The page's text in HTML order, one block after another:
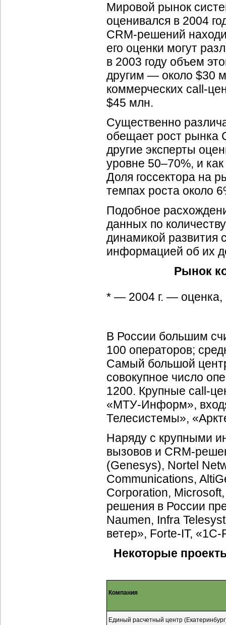
Мировой рынок
оценивался в 2004
CRM-решений
его оценки могут
в 2003 году объем
другим — около $30
коммерческих call-
$45 млн.
Существенно
обещает рост рынка
другие эксперты
уровне 50–70%, и
Доля госсектора на
темпах роста около
Подобное
данных по
динамикой развития
информацией об их
Рынок
* — 2004 г. — оценка,
В России большим
100 операторов;
Самый большой
совокупное число
1200. Крупные call-
«МТУ-Информ»,
Телесистемы»,
Наряду с крупными
вызовов и CRM-
(Genesys), Nortel
Communications,
Corporation,
решения в России
Naumen, Infra
ветер», Forte-IT, «1С-
Некоторые
Компания
Единый расчетный центр